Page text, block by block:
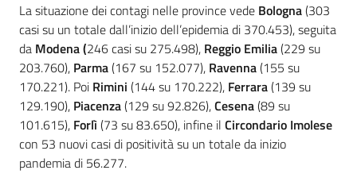
La situazione dei contagi nelle province vede Bologna(303
casi su un totale dall’inizio dell’epidemia di 370.453), seguita
da Modena (246 casi su 275.498), Reggio Emilia(229 su
203.760), Parma(167 su 152.077), Ravenna(155 su
170.221). Poi Rimini (144 su 170.222), Ferrara(139 su
129.190), Piacenza(129 su 92.826),Cesena(89 su
101.615), Forlì(73 su 83.650), infine il Circondario Imolese
con 53 nuovi casi di positività su un totale da inizio
pandemia di 56.277.